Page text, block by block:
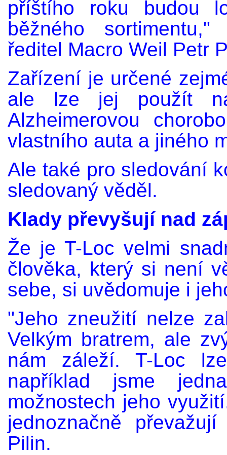
příštího roku budou
běžného
ředitel Macro Weil Petr
Zařízení je určené
ale lze jej použít
Alzheimerovou
vlastního auta a jiného
Ale také pro sledování
sledovaný věděl.
Klady převyšují nad
Že je T-Loc velmi
člověka, který si není
sebe, si uvědomuje i
"Jeho zneužití nelze
Velkým bratrem, ale
nám záleží. T-Loc
například jsme
možnostech jeho
jednoznačně
Pilin.